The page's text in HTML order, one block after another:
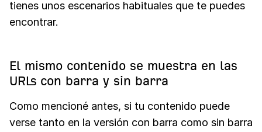
tienes unos escenarios habituales que te puedes
encontrar.
El mismo contenido se muestra en las
URLs con barra y sin barra
Como mencioné antes, si tu contenido puede
verse tanto en la versión con barra como sin barra